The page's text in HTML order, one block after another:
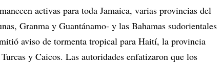
activas para toda Jamaica, varias provincias del
Granma y Guantánamo- y las Bahamas sudorientales
aviso de tormenta tropical para Haití, la provincia
y Caicos. Las autoridades enfatizaron que los